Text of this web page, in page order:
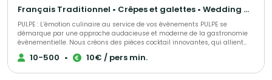
Français Traditionnel • Crêpes et galettes • Wedding Cake
PULPE : L’émotion culinaire au service de vos évènements PULPE se
démarque par une approche audacieuse et moderne de la gastronomie
évènementielle. Nous créons des pièces cocktail innovantes, qui allient
esthétisme et saveurs authentiques. Fabriquées à J-1 pour une fraîcheur
maximale, nos créations sont pensées pour étonner vos invités à chaque
10-500 • 10€ / pers min.